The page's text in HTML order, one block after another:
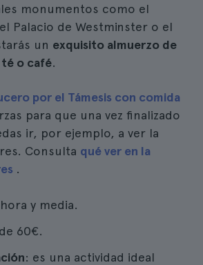
monumentos como el
Palacio de Westminster o el
un exquisito almuerzo de
o café.
por el Támesis con comida
para que una vez finalizado
ir, por ejemplo, a ver la
Consulta qué ver en la
.
y media.
60€.
: es una actividad ideal